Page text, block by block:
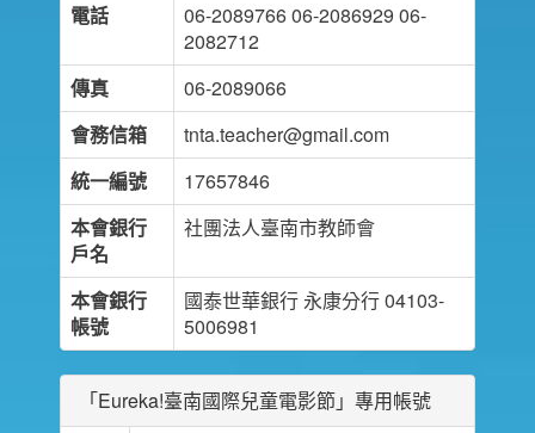
電話
06-2089766 06-2086929 06-
2082712
傳真
06-2089066
會務信箱
tnta.teacher@gmail.com
統一編號
17657846
本會銀行
戶名
社團法人臺南市教師會
本會銀行
帳號
國泰世華銀行 永康分行 04103-
5006981
「Eureka!臺南國際兒童電影節」專用帳號